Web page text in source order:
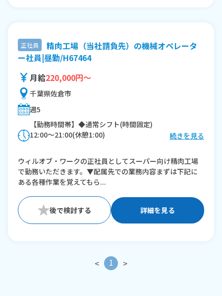
正社員
精肉工場（当社請負先）の機械オペレータ
ー社員|昼勤/H67464
月給220,000円～
千葉県佐倉市
週5
【勤務時間帯】◆通常シフト(時間固定)
12:00〜21:00(休憩1:00)
※残業：10〜30時間程度/月
続きを見る
ウィルオブ・ワークの正社員としてスーパー向け精肉工場
で勤務いただきます。▼配属先での業務内容まずは下記に
ある各種作業を覚えてもら...
詳細を見る
< 1 >